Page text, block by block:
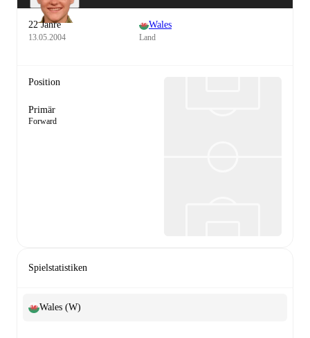
22 Jahre
13.05.2004
Wales
Land
Position
Primär
Forward
Spielstatistiken
Wales (W)